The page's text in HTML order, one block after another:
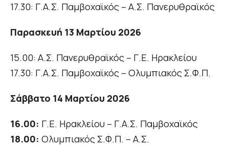
17.30: Γ.Α.Σ. Παμβοχαϊκός – Α.Σ. Πανερυθραϊκός
Παρασκευή 13 Μαρτίου 2026
15.00: Α.Σ. Πανερυθραϊκός – Γ.Ε. Ηρακλείου
17.30: Γ.Α.Σ. Παμβοχαϊκός – Ολυμπιακός Σ.Φ.Π.
Σάββατο 14 Μαρτίου 2026
16.00: Γ.Ε. Ηρακλείου – Γ.Α.Σ. Παμβοχαϊκός
18.00: Ολυμπιακός Σ.Φ.Π. – Α.Σ.